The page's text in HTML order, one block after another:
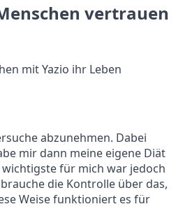
vertrauen
mit Yazio ihr Leben
abzunehmen. Dabei
mir dann meine eigene Diät
für mich war jedoch
die Kontrolle über das,
Weise funktioniert es für